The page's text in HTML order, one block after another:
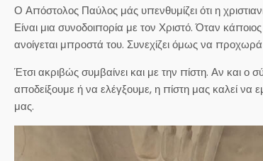
Ο Απόστολος Παύλος μάς υπενθυμίζει ότι η
Είναι μια συνοδοιπορία με τον Χριστό. Όταν
ανοίγεται μπροστά του. Συνεχίζει όμως να προχωρά
Έτσι ακριβώς συμβαίνει και με την πίστη. Αν και
αποδείξουμε ή να ελέγξουμε, η πίστη μας καλεί να
μας.